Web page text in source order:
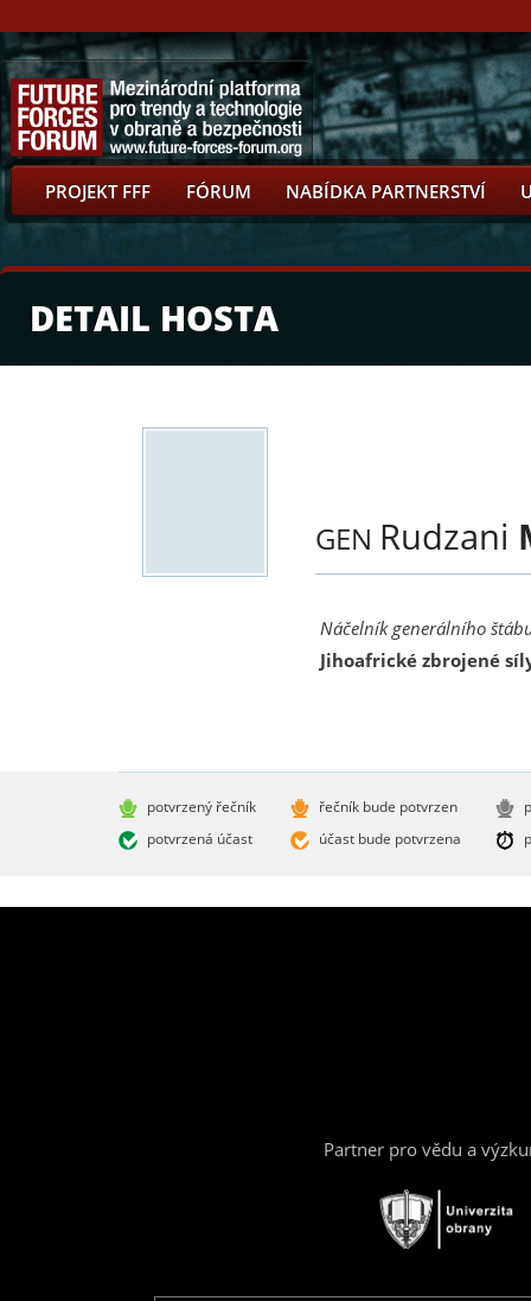
PROJEKT FFF FÓRUM NABÍDKA PARTNERSTVÍ
DETAIL HOSTA
GEN Rudzani
Náčelník generálního
Jihoafrické zbrojené
potvrzený řečník
potvrzená účast
řečník bude potvrzen
účast bude potvrzena
Partner pro vědu a